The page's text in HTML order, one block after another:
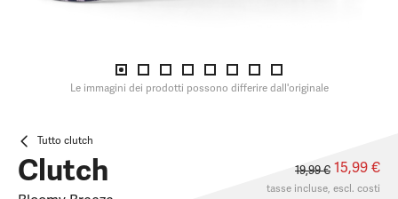
Le immagini dei prodotti possono differire dall'originale
Tutto clutch
Clutch 19,99 € 15,99 €
tasse incluse, escl. costi